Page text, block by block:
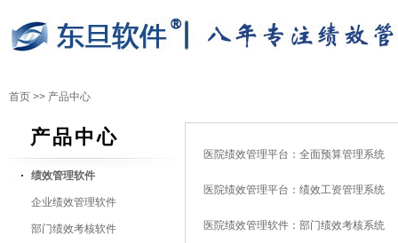
首页 >> 产品中心
产品中心
绩效管理软件
企业绩效管理软件
部门绩效考核软件
医院绩效管理平台：全面预算管理系统
医院绩效管理平台：绩效工资管理系统
医院绩效管理软件：部门绩效考核系统